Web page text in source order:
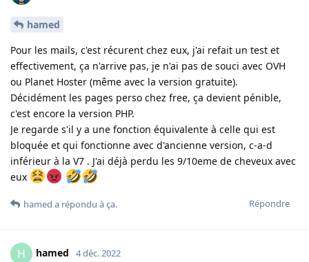
hamed
Pour les mails, c'est récurent chez eux, j'ai refait un test et
effectivement, ça n'arrive pas, je n'ai pas de souci avec OVH
ou Planet Hoster (même avec la version gratuite).
Décidément les pages perso chez free, ça devient pénible,
c'est encore la version PHP.
Je regarde s'il y a une fonction équivalente à celle qui est
bloquée et qui fonctionne avec d'ancienne version, c-a-d
inférieur à la V7 . J'ai déjà perdu les 9/10eme de cheveux avec
eux
Répondre
hamed a répondu à ça.
H hamed 4 déc. 2022